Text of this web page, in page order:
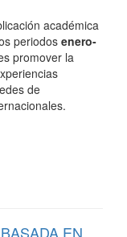
académica
periodosenero-
promover la
de
EN